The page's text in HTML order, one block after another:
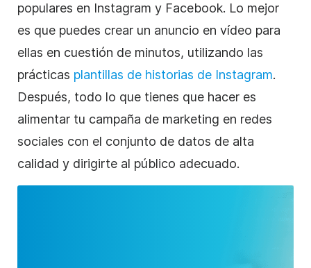
populares en Instagram y Facebook. Lo mejor
es que puedes crear un anuncio en vídeo para
ellas en cuestión de minutos, utilizando las
prácticas plantillas de historias de Instagram.
Después, todo lo que tienes que hacer es
alimentar tu campaña de marketing en redes
sociales con el conjunto de datos de alta
calidad y dirigirte al público adecuado.